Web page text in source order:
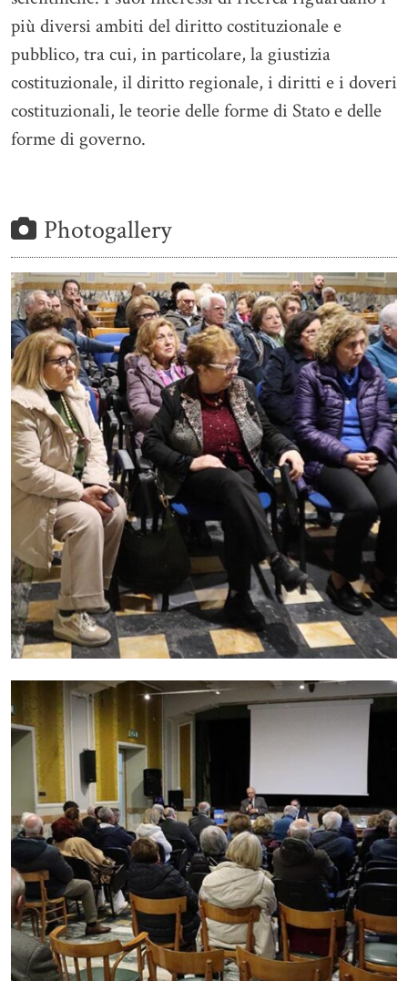
più diversi ambiti del diritto costituzionale e
pubblico, tra cui, in particolare, la giustizia
costituzionale, il diritto regionale, i diritti e i doveri
costituzionali, le teorie delle forme di Stato e delle
forme di governo.
Photogallery